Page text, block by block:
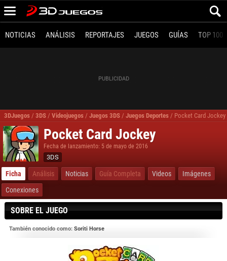
NOTICIAS ANÁLISIS REPORTAJES JUEGOS GUÍAS TOP 100
3DJuegos / 3DS / Videojuegos / Juegos 3DS / Juegos Deportes / Pocket Card Jockey
Pocket Card Jockey
Fecha de lanzamiento: 5 de mayo de 2016
3DS
Ficha Análisis Noticias Guía Completa Videos
Imágenes
Conexiones
SOBRE EL JUEGO
También conocido como: Soriti Horse